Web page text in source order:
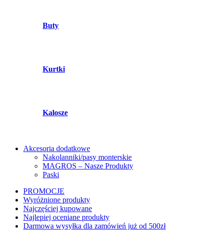
Buty
Kurtki
Kalosze
Akcesoria dodatkowe
Nakolanniki/pasy monterskie
MAGROS – Nasze Produkty
Paski
PROMOCJE
Wyróżnione produkty
Najczęściej kupowane
Najlepiej oceniane produkty
Darmowa wysyłka dla zamówień już od 500zł